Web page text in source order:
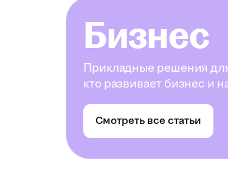
Бизнес
Прикладные решения
кто развивает бизнес и
Смотреть все статьи